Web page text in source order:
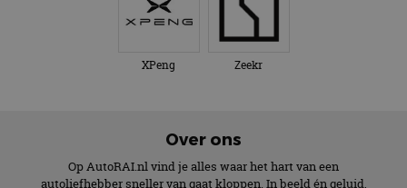
XPeng Zeekr
Over ons
Op AutoRAI.nl vind je alles waar het hart van een
autoliefhebber sneller van gaat kloppen. In beeld én geluid,